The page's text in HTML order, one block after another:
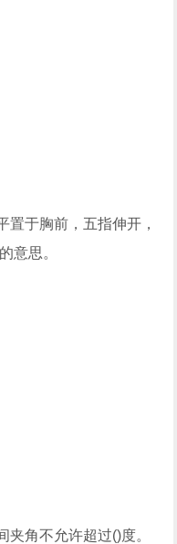
置于胸前，五指伸开，
意思。
角不允许超过()度。